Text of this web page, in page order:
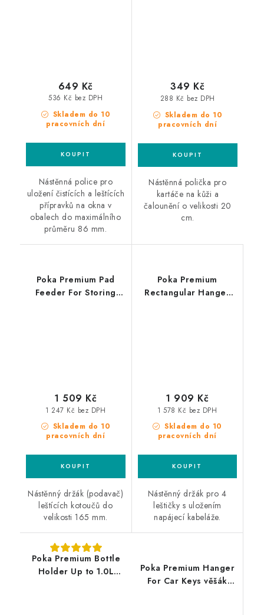
Skladem do 10
pracovních dní
536 Kč bez DPH
649 Kč
Nástěnná police pro
uložení čistících a leštících
přípravků na okna v
obalech do maximálního
průměru 86 mm.
Skladem do 10
pracovních dní
288 Kč bez DPH
349 Kč
Nástěnná polička pro
kartáče na kůži a
čalounění o velikosti 20
cm.
Poka Premium Pad
Feeder For Storing
Skladem do 10
pracovních dní
1 247 Kč bez DPH
1 509 Kč
Nástěnný držák (podavač)
leštících kotoučů do
velikosti 165 mm.
Poka Premium
Rectangular Hanger
Skladem do 10
pracovních dní
1 578 Kč bez DPH
1 909 Kč
Nástěnný držák pro 4
leštičky s uložením
napájecí kabeláže.
Poka Premium Bottle
Holder Up to 1.0L
Poka Premium Hanger
For Car Keys věšák